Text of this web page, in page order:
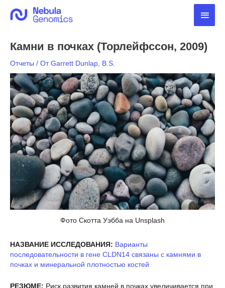
содержимому
Камни в почках (Торлейфссон, 2009)
Отчеты / ОтGarrett Dunlap, B.S.
Фото Скотта Уэбба на Unsplash
НАЗВАНИЕ ИССЛЕДОВАНИЯ: Варианты
последовательности в гене CLDN14 связаны с камнями в
почках и минеральной плотностью костей
РЕЗЮМЕ: Риск развития камней в почках увеличивается при